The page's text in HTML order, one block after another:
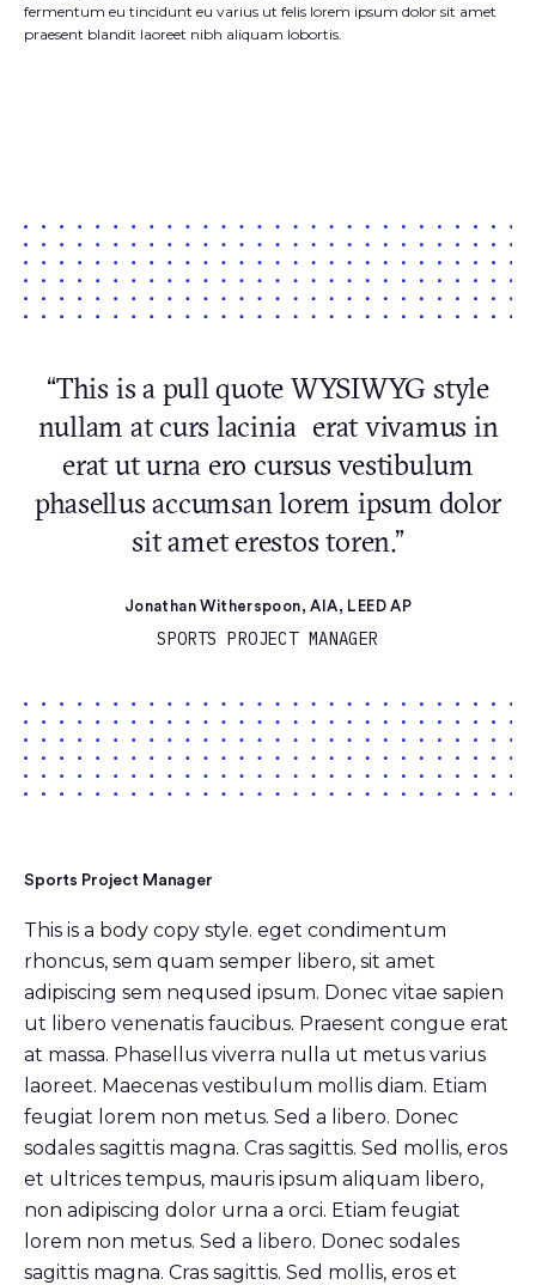
fermentum eu tincidunt eu varius ut felis lorem ipsum dolor sit amet
praesent blandit laoreet nibh aliquam lobortis.
“This is a pull quote WYSIWYG style
nullam at curs lacinia erat vivamus in
erat ut urna ero cursus vestibulum
phasellus accumsan lorem ipsum dolor
sit amet erestos toren.”
Jonathan Witherspoon, AIA, LEED AP
SPORTS PROJECT MANAGER
Sports Project Manager
This is a body copy style. eget condimentum
rhoncus, sem quam semper libero, sit amet
adipiscing sem neqused ipsum. Donec vitae sapien
ut libero venenatis faucibus. Praesent congue erat
at massa. Phasellus viverra nulla ut metus varius
laoreet. Maecenas vestibulum mollis diam. Etiam
feugiat lorem non metus. Sed a libero. Donec
sodales sagittis magna. Cras sagittis. Sed mollis, eros
et ultrices tempus, mauris ipsum aliquam libero,
non adipiscing dolor urna a orci. Etiam feugiat
lorem non metus. Sed a libero. Donec sodales
sagittis magna. Cras sagittis. Sed mollis, eros et